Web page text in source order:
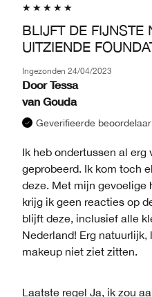
BLIJFT DE FIJNSTE
UITZIENDE
Ingezonden 24/04/2023
Door Tessa
van Gouda
Geverifieerde beoordelaar
Ik heb ondertussen al erg
geprobeerd. Ik kom toch
deze. Met mijn gevoelige
krijg ik geen reacties op
blijft deze, inclusief alle
Nederland! Erg
makeup niet ziet zitten.
Laatste regel Ja, ik zou